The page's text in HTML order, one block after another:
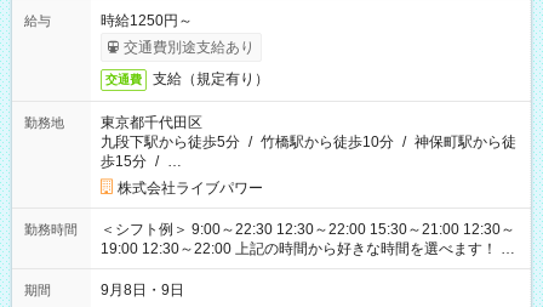
給与
時給1250円～
交通費別途支給あり
交通費 支給（規定有り）
勤務地
東京都千代田区
九段下駅から徒歩5分 / 竹橋駅から徒歩10分 / 神保町駅から徒
歩15分 / …
株式会社ライブパワー
勤務時間
＜シフト例＞ 9:00～22:30 12:30～22:00 15:30～21:00 12:30～
19:00 12:30～22:00 上記の時間から好きな時間を選べます！ ※
時間は変更となる可能性があります
期間 9月8日・9日